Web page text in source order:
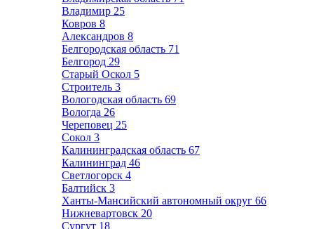
Владимир 25
Ковров 8
Александров 8
Белгородская область 71
Белгород 29
Старый Оскол 5
Строитель 3
Вологодская область 69
Вологда 26
Череповец 25
Сокол 3
Калининградская область 67
Калининград 46
Светлогорск 4
Балтийск 3
Ханты-Мансийский автономный округ 66
Нижневартовск 20
Сургут 18